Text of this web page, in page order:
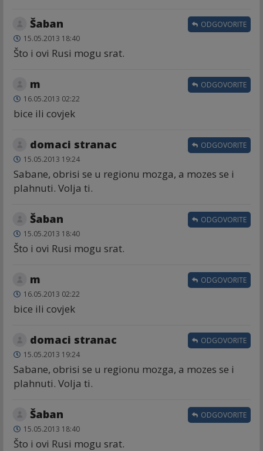
Šaban
15.05.2013 18:40
Što i ovi Rusi mogu srat.
ODGOVORITE
m
16.05.2013 02:22
bice ili covjek
ODGOVORITE
domaci stranac
15.05.2013 19:24
Sabane, obrisi se u regionu mozga, a mozes se i
plahnuti. Volja ti.
ODGOVORITE
Šaban
15.05.2013 18:40
Što i ovi Rusi mogu srat.
ODGOVORITE
m
16.05.2013 02:22
bice ili covjek
ODGOVORITE
domaci stranac
15.05.2013 19:24
Sabane, obrisi se u regionu mozga, a mozes se i
plahnuti. Volja ti.
ODGOVORITE
Šaban
15.05.2013 18:40
Što i ovi Rusi mogu srat.
ODGOVORITE